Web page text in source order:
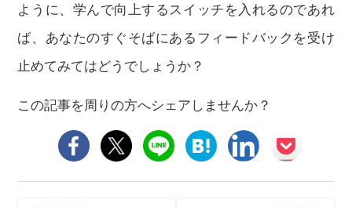
ように、学んで向上するスイッチを入れるのであれ
ば、あなたのすぐそばにあるフィードバックを受け
止めてみてはどうでしょうか？
この記事を周りの方へシェアしませんか？